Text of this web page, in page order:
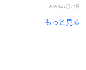
2020年7月27日
もっと見る